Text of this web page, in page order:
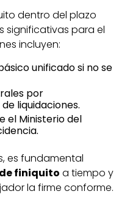
dentro del plazo
significativas para el
incluyen:
unificado si no se
por
liquidaciones.
el Ministerio del
es fundamental
finiquito a tiempo y
la firme conforme.